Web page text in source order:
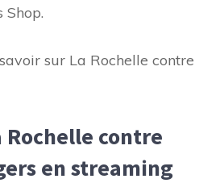
sur La Rochelle contre
Rochelle contre
en streaming